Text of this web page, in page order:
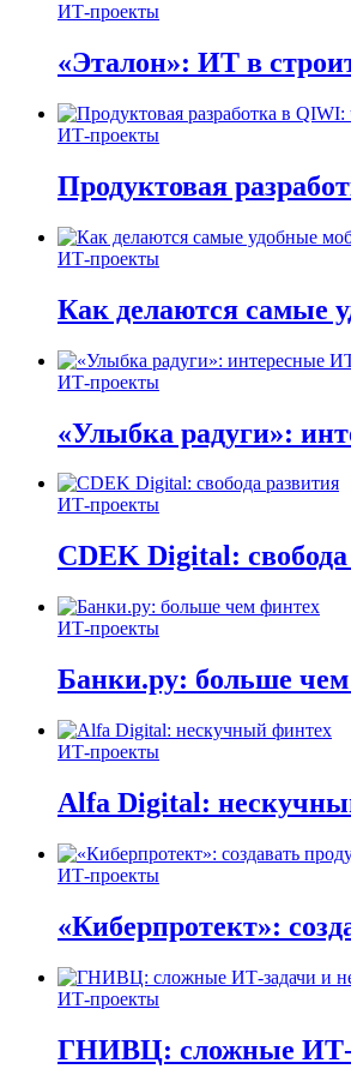
ИТ-проекты
«Эталон»: ИТ в
ИТ-проекты
Продуктовая
ИТ-проекты
Как делаются самые
ИТ-проекты
«Улыбка радуги»:
ИТ-проекты
CDEK Digital:
ИТ-проекты
Банки.ру: больше
ИТ-проекты
Alfa Digital:
ИТ-проекты
«Киберпротект»:
ИТ-проекты
ГНИВЦ: сложные